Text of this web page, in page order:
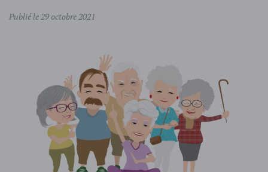
Publié le 29 octobre 2021